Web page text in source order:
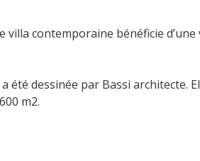
contemporaine bénéficie d’une
été dessinée par Bassi architecte.
m2.